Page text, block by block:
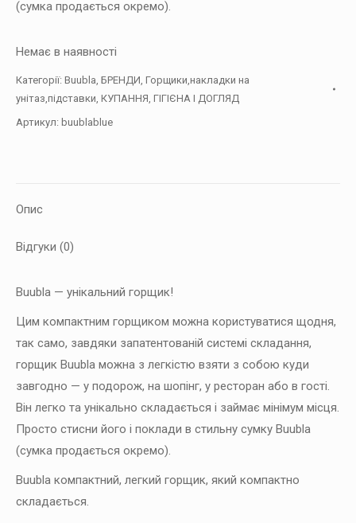
(сумка продається окремо).
Немає в наявності
Категорії: Buubla, БРЕНДИ, Горщики,накладки на
унітаз,підставки, КУПАННЯ, ГІГІЄНА І ДОГЛЯД
Артикул: buublablue
Опис
Відгуки (0)
Buubla — унікальний горщик!
Цим компактним горщиком можна користуватися щодня,
так само, завдяки запатентованій системі складання,
горщик Buubla можна з легкістю взяти з собою куди
завгодно — у подорож, на шопінг, у ресторан або в гості.
Він легко та унікально складається і займає мінімум місця.
Просто стисни його і поклади в стильну сумку Buubla
(сумка продається окремо).
Buubla компактний, легкий горщик, який компактно
складається.